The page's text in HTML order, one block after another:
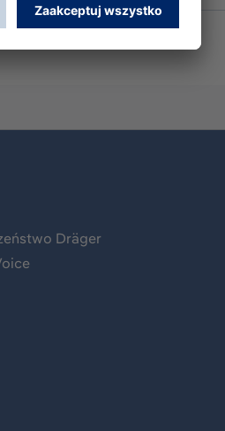
Dräger